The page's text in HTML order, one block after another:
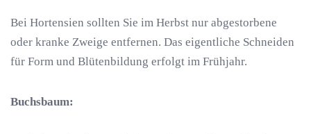
Bei Hortensien sollten Sie im Herbst nur abgestorbene
oder kranke Zweige entfernen. Das eigentliche Schneiden
für Form und Blütenbildung erfolgt im Frühjahr.
Buchsbaum: